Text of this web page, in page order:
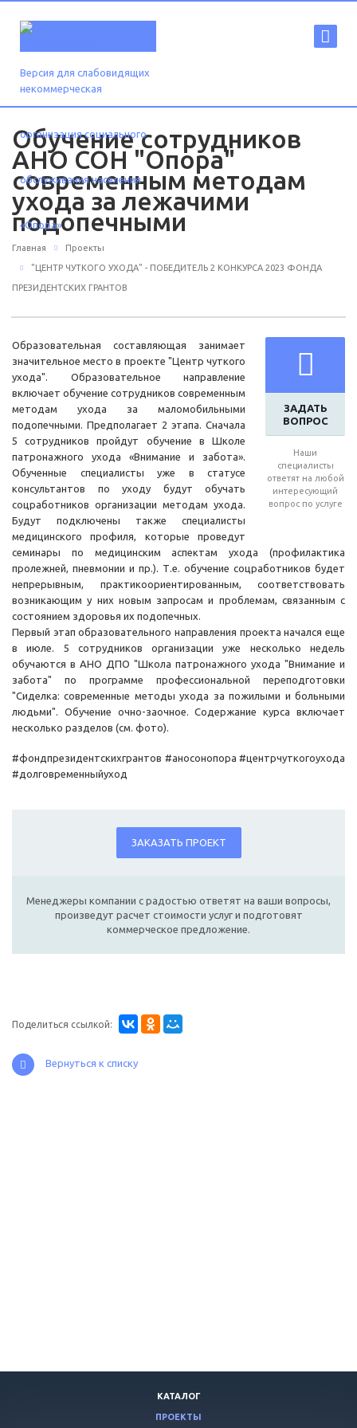
Версия для слабовидящих
Обучение сотрудников
АНО СОН "Опора"
современным методам
ухода за лежачими
подопечными
Главная Проекты
"ЦЕНТР ЧУТКОГО УХОДА" - ПОБЕДИТЕЛЬ 2 КОНКУРСА 2023 ФОНДА
ПРЕЗИДЕНТСКИХ ГРАНТОВ
ЗАДАТЬ
ВОПРОС
Наши
специалисты
ответят на любой
интересующий
вопрос по услуге
Образовательная составляющая занимает
значительное место в проекте "Центр чуткого
ухода". Образовательное направление
включает обучение сотрудников современным
методам ухода за маломобильными
подопечными. Предполагает 2 этапа. Сначала
5 сотрудников пройдут обучение в Школе
патронажного ухода «Внимание и забота».
Обученные специалисты уже в статусе
консультантов по уходу будут обучать
соцработников организации методам ухода.
Будут подключены также специалисты
медицинского профиля, которые проведут
семинары по медицинским аспектам ухода (профилактика
пролежней, пневмонии и пр.). Т.е. обучение соцработников будет
непрерывным, практикоориентированным, соответствовать
возникающим у них новым запросам и проблемам, связанным с
состоянием здоровья их подопечных.
Первый этап образовательного направления проекта начался еще
в июле. 5 сотрудников организации уже несколько недель
обучаются в АНО ДПО "Школа патронажного ухода "Внимание и
забота" по программе профессиональной переподготовки
"Сиделка: современные методы ухода за пожилыми и больными
людьми". Обучение очно-заочное. Содержание курса включает
несколько разделов (см. фото).
#фондпрезидентскихгрантов #аносонопора #центрчуткогоухода
#долговременныйуход
ЗАКАЗАТЬ ПРОЕКТ
Менеджеры компании с радостью ответят на ваши вопросы,
произведут расчет стоимости услуг и подготовят
коммерческое предложение.
Поделиться ссылкой:
Вернуться к списку
КАТАЛОГ
ПРОЕКТЫ